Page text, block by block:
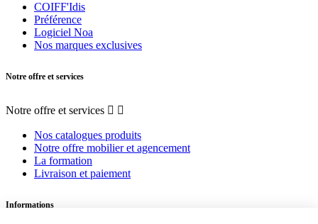
COIFF'Idis
Préférence
Logiciel Noa
Nos marques exclusives
Notre offre et services
Notre offre et services  
Nos catalogues produits
Notre offre mobilier et agencement
La formation
Livraison et paiement
Informations